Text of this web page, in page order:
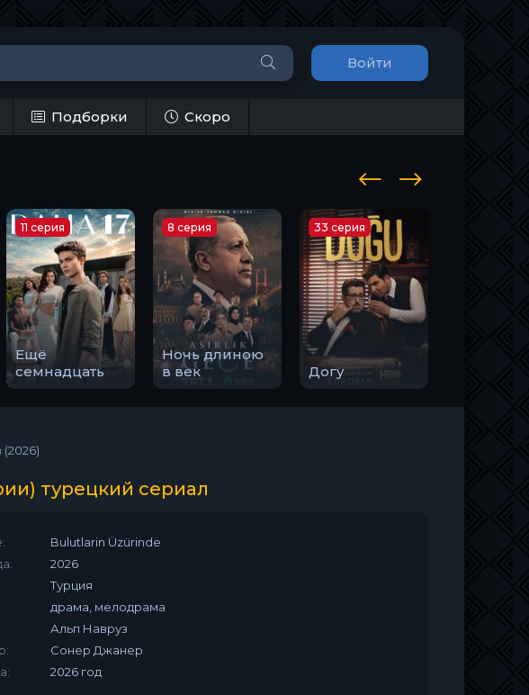
Войти
Подборки Скоро
Ещё
семнадцать
11 серия
Ночь длиною
в век
8 серия
Догу
33 серия
турецкий сериал
Bulutlarin Üzürinde
2026
Турция
драма, мелодрама
Альп Навруз
Сонер Джанер
2026 год